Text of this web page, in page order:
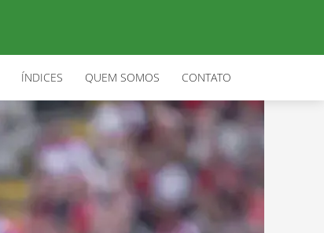
ÍNDICES QUEM SOMOS CONTATO